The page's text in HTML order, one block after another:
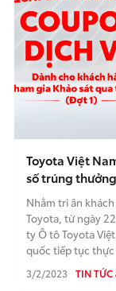
Toyota Việt
số trúng
Nhằm tri ân
Toyota, từ ngày
ty Ô tô Toyota
quốc tiếp tục
Coupon Dịch vụ”
3/2/2023 TIN TỨC